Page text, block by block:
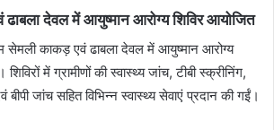
देवल में आयुष्मान आरोग्य शिविर आयोजित
सेमली काकड़ एवं ढाबला देवल में आयुष्मान आरोग्य
में ग्रामीणों की स्वास्थ्य जांच, टीबी स्क्रीनिंग,
बीपी जांच सहित विभिन्न स्वास्थ्य सेवाएं प्रदान की गईं।